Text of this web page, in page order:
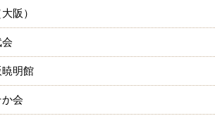
阪）
明館
会